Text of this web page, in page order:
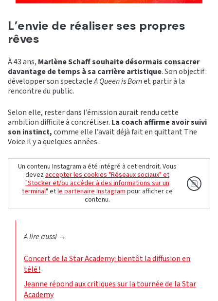
L’envie de réaliser ses propres
rêves
À 43 ans, Marlène Schaff souhaite désormais consacrer
davantage de temps à sa carrière artistique. Son objectif :
développer son spectacleA Queen is Bornet partir à la
rencontre du public.
Selon elle, rester dans l’émission aurait rendu cette
ambition difficile à concrétiser. La coach affirme avoir suivi
son instinct,comme elle l’avait déjà fait en quittant The
Voice il y a quelques années.
Un contenu Instagram a été intégré à cet endroit. Vous
devezaccepter les cookies "Réseaux sociaux" et
"Stocker et/ou accéder à des informations sur un
terminal"etle partenaire Instagrampour afficher ce
contenu.
A lire aussi →
Concert de la Star Academy: bientôt la diffusion en
télé !
Jeanne répond aux critiques sur la tournée de la Star
Academy